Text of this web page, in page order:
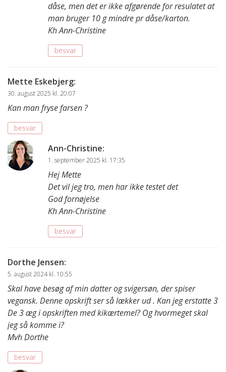
dåse, men det er ikke afgørende for resulatet at
man bruger 10 g mindre pr dåse/karton.
Kh Ann-Christine
besvar
Mette Eskebjerg:
30. august 2025 kl. 20:07
Kan man fryse farsen ?
besvar
Ann-Christine:
1. september 2025 kl. 17:35
Hej Mette
Det vil jeg tro, men har ikke testet det
God fornøjelse
Kh Ann-Christine
besvar
Dorthe Jensen:
5. august 2024 kl. 10:55
Skal have besøg af min datter og svigersøn, der spiser
vegansk. Denne opskrift ser så lækker ud . Kan jeg erstatte 3
De 3 æg i opskriften med kikærtemel? Og hvormeget skal
jeg så komme i?
Mvh Dorthe
besvar